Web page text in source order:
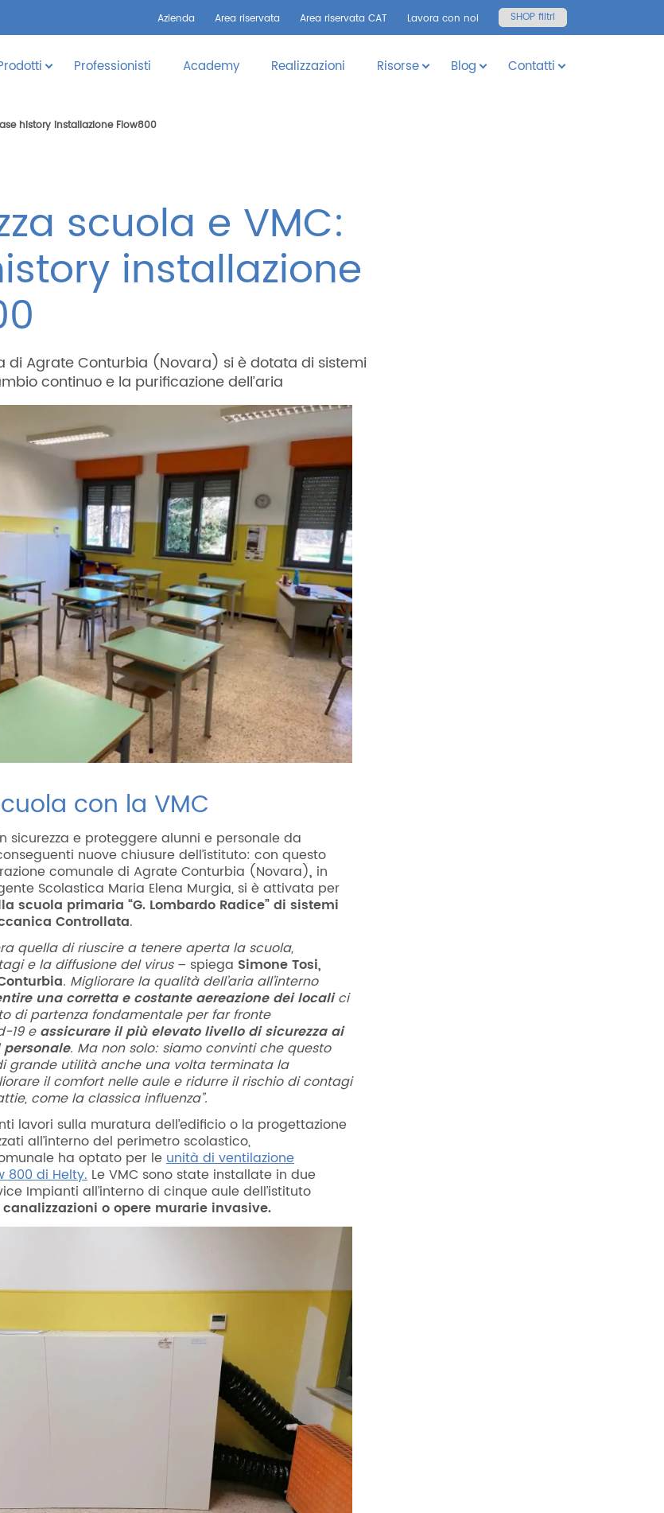
Azienda Area riservata Area riservata CAT Lavora con noi SHOP filtri
Professionisti Academy Realizzazioni Risorse Blog Contatti
history installazione Flow800
scuola e VMC:
installazione
di Agrate Conturbia (Novara) si è dotata di sistemi
continuo e la purificazione dell’aria
con la VMC
sicurezza e proteggere alunni e personale da
nuove chiusure dell’istituto: con questo
comunale di Agrate Conturbia (Novara), in
Scolastica Maria Elena Murgia, si è attivata per
scuola primaria “G. Lombardo Radice” di sistemi
Controllata.
quella di riuscire a tenere aperta la scuola,
e la diffusione del virus– spiega Simone Tosi,
. Migliorare la qualità dell’aria all’interno
una corretta e costante aereazione dei localici
di partenza fondamentale per far fronte
19 eassicurare il più elevato livello di sicurezza ai
. Ma non solo: siamo convinti che questo
grande utilità anche una volta terminata la
il comfort nelle aule e ridurre il rischio di contagi
come la classica influenza”.
lavori sulla muratura dell’edificio o la progettazione
all’interno del perimetro scolastico,
ha optato per leunità di ventilazione
800 di Helty. Le VMC sono state installate in due
Impianti all’interno di cinque aule dell’istituto
o opere murarie invasive.